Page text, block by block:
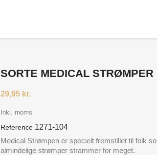
SORTE MEDICAL STRØMPER
29,95 kr.
Inkl. moms
Reference 1271-104
Medical Strømpen er specielt fremstillet til folk
almindelige strømper strammer for meget.